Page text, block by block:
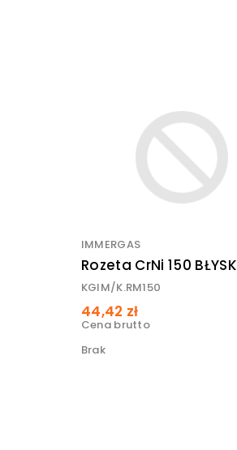
IMMERGAS
Rozeta CrNi 150 BŁYSK
KGIM/K.RM150
44,42 zł
Cena brutto
Brak